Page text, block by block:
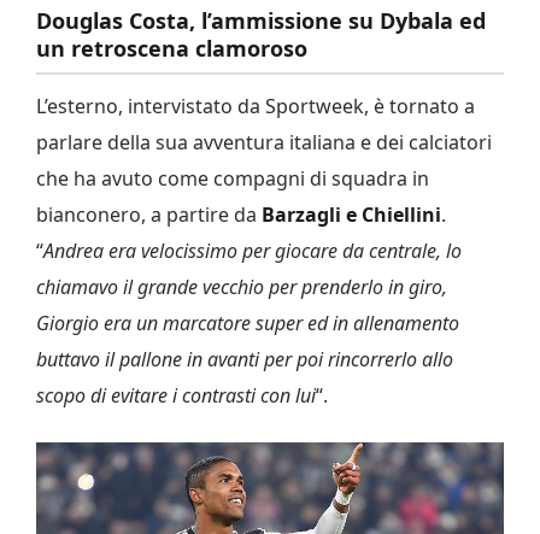
Douglas Costa, l’ammissione su Dybala ed
un retroscena clamoroso
L’esterno, intervistato da Sportweek, è tornato a
parlare della sua avventura italiana e dei calciatori
che ha avuto come compagni di squadra in
bianconero, a partire da Barzagli e Chiellini.
“Andrea era velocissimo per giocare da centrale, lo
chiamavo il grande vecchio per prenderlo in giro,
Giorgio era un marcatore super ed in allenamento
buttavo il pallone in avanti per poi rincorrerlo allo
scopo di evitare i contrasti con lui“.